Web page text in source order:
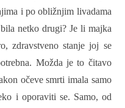
i po obližnjim livadama
netko drugi? Je li majka
zdravstveno stanje joj se
Možda je to čitavo
očeve smrti imala samo
i oporaviti se. Samo, od